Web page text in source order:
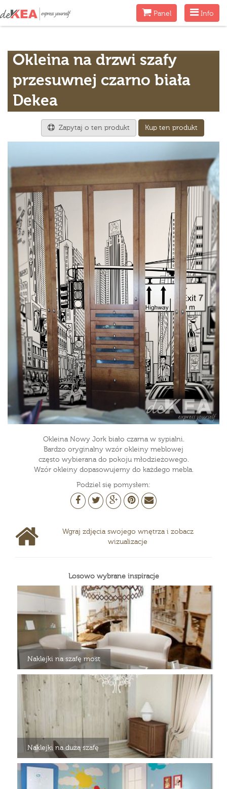
Menu
Info
MenuPanel
Okleina na drzwi szafy
przesuwnej czarno biała
Dekea
Zapytaj o ten produkt Kup ten produkt
Okleina Nowy Jork biało czarna w sypialni.
Bardzo oryginalny wzór okleiny meblowej
często wybierana do pokoju młodzieżowego.
Wzór okleiny dopasowujemy do każdego mebla.
Podziel się pomysłem:
Wgraj zdjęcia swojego wnętrza i zobacz
wizualizacje
Losowo wybrane inspiracje
Naklejki na szafę most
Naklejki na dużą szafę